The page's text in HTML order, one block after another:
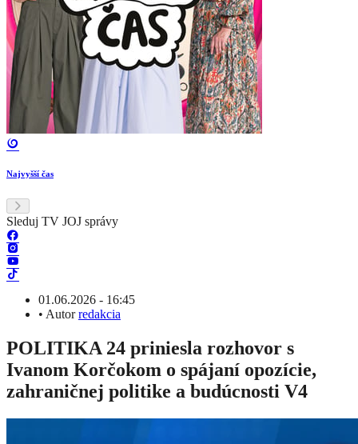
Najvyšší čas
Sleduj TV JOJ správy
01.06.2026 - 16:45
• Autorredakcia
POLITIKA 24 priniesla rozhovor s
Ivanom Korčokom o spájaní opozície,
zahraničnej politike a budúcnosti V4